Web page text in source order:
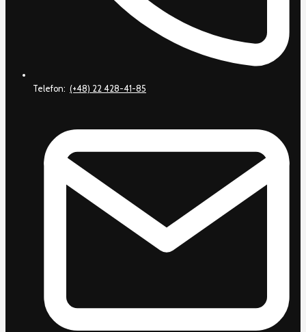
Telefon: (+48) 22 428-41-85